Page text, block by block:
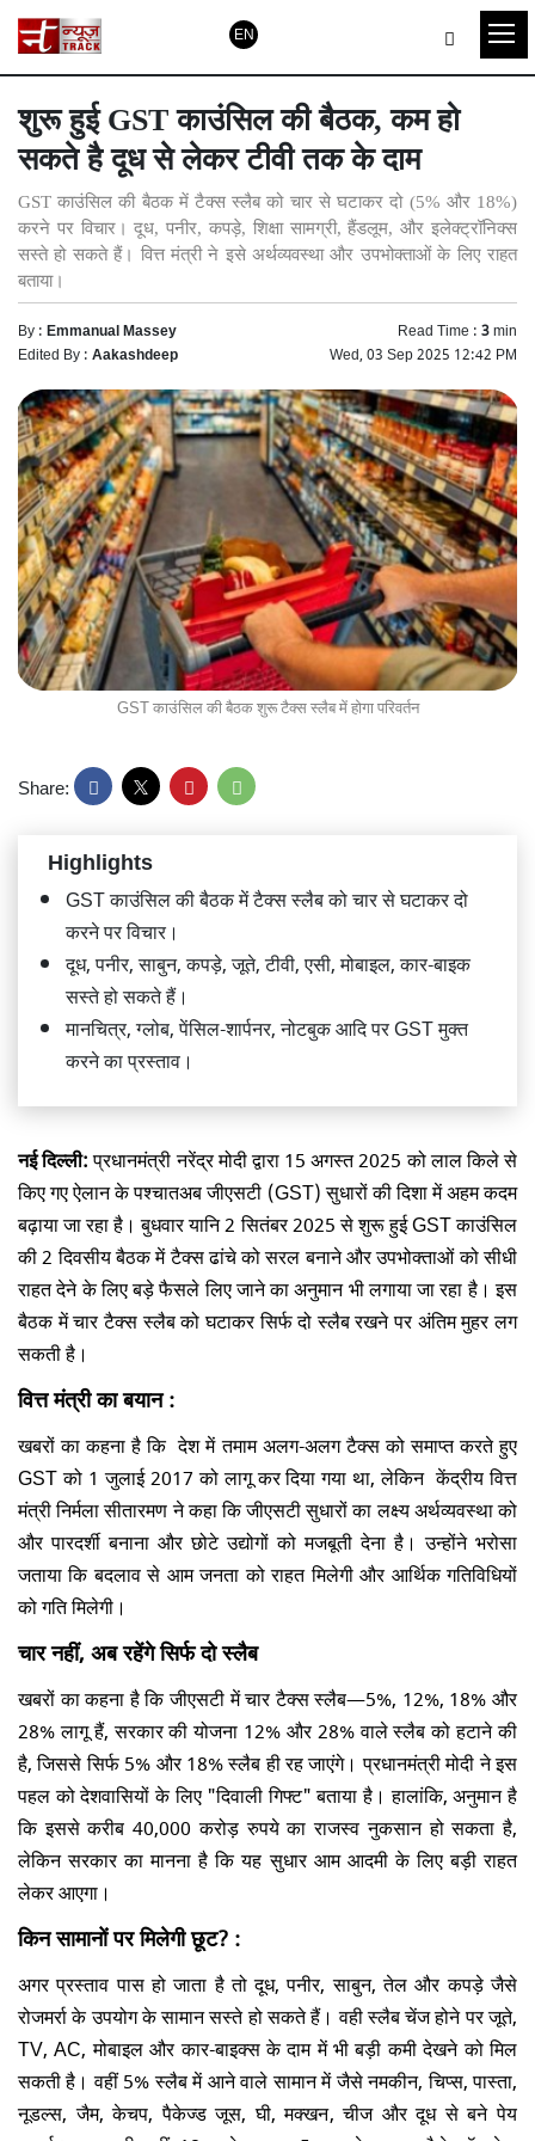
EN
शुरू हुई GST काउंसिल की बैठक, कम हो
सकते है दूध से लेकर टीवी तक के दाम
GST काउंसिल की बैठक में टैक्स स्लैब को चार से घटाकर दो (5% और 18%)
करने पर विचार। दूध, पनीर, कपड़े, शिक्षा सामग्री, हैंडलूम, और इलेक्ट्रॉनिक्स
सस्ते हो सकते हैं। वित्त मंत्री ने इसे अर्थव्यवस्था और उपभोक्ताओं के लिए राहत
बताया।
By :Emmanual Massey Read Time :3min
Edited By :Aakashdeep Wed, 03 Sep 2025 12:42 PM
GST काउंसिल की बैठक शुरू टैक्स स्लैब में होगा परिवर्तन
Share:
Highlights
GST काउंसिल की बैठक में टैक्स स्लैब को चार से घटाकर दो
करने पर विचार।
दूध, पनीर, साबुन, कपड़े, जूते, टीवी, एसी, मोबाइल, कार-बाइक
सस्ते हो सकते हैं।
मानचित्र, ग्लोब, पेंसिल-शार्पनर, नोटबुक आदि पर GST मुक्त
करने का प्रस्ताव।
नई दिल्ली:प्रधानमंत्री नरेंद्र मोदी द्वारा 15 अगस्त 2025 को लाल किले से
किए गए ऐलान के पश्चातअब जीएसटी (GST) सुधारों की दिशा में अहम कदम
बढ़ाया जा रहा है। बुधवार यानि 2 सितंबर 2025 से शुरू हुई GST काउंसिल
की 2 दिवसीय बैठक में टैक्स ढांचे को सरल बनाने और उपभोक्ताओं को सीधी
राहत देने के लिए बड़े फैसले लिए जाने का अनुमान भी लगाया जा रहा है। इस
बैठक में चार टैक्स स्लैब को घटाकर सिर्फ दो स्लैब रखने पर अंतिम मुहर लग
सकती है।
वित्त मंत्री का बयान :
खबरों का कहना है कि देश में तमाम अलग-अलग टैक्स को समाप्त करते हुए
GST को 1 जुलाई 2017 को लागू कर दिया गया था, लेकिन केंद्रीय वित्त
मंत्री निर्मला सीतारमण ने कहा कि जीएसटी सुधारों का लक्ष्य अर्थव्यवस्था को
और पारदर्शी बनाना और छोटे उद्योगों को मजबूती देना है। उन्होंने भरोसा
जताया कि बदलाव से आम जनता को राहत मिलेगी और आर्थिक गतिविधियों
को गति मिलेगी।
चार नहीं, अब रहेंगे सिर्फ दो स्लैब
खबरों का कहना है कि जीएसटी में चार टैक्स स्लैब—5%, 12%, 18% और
28% लागू हैं, सरकार की योजना 12% और 28% वाले स्लैब को हटाने की
है, जिससे सिर्फ 5% और 18% स्लैब ही रह जाएंगे। प्रधानमंत्री मोदी ने इस
पहल को देशवासियों के लिए "दिवाली गिफ्ट" बताया है। हालांकि, अनुमान है
कि इससे करीब 40,000 करोड़ रुपये का राजस्व नुकसान हो सकता है,
लेकिन सरकार का मानना है कि यह सुधार आम आदमी के लिए बड़ी राहत
लेकर आएगा।
किन सामानों पर मिलेगी छूट? :
अगर प्रस्ताव पास हो जाता है तो दूध, पनीर, साबुन, तेल और कपड़े जैसे
रोजमर्रा के उपयोग के सामान सस्ते हो सकते हैं। वही स्लैब चेंज होने पर जूते,
TV, AC, मोबाइल और कार-बाइक्स के दाम में भी बड़ी कमी देखने को मिल
सकती है। वहीं 5% स्लैब में आने वाले सामान में जैसे नमकीन, चिप्स, पास्ता,
नूडल्स, जैम, केचप, पैकेज्ड जूस, घी, मक्खन, चीज और दूध से बने पेय